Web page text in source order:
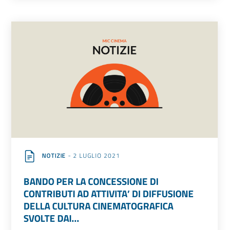
NOTIZIE - 2 LUGLIO 2021
BANDO PER LA CONCESSIONE DI
CONTRIBUTI AD ATTIVITA’ DI DIFFUSIONE
DELLA CULTURA CINEMATOGRAFICA
SVOLTE DAI...